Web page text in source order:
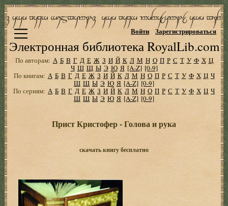
Электронная библиотека RoyalLib.com
Войти Зарегистрироваться
По авторам: А Б В Г Д Е Ж З И Й К Л М Н О П Р С Т У Ф Х Ц
Ч Ш Щ Ы Э Ю Я [A-Z] [0-9]
По книгам: А Б В Г Д Е Ж З И Й К Л М Н О П Р С Т У Ф Х Ц Ч
Ш Щ Ы Э Ю Я [A-Z] [0-9]
По сериям: А Б В Г Д Е Ж З И Й К Л М Н О П Р С Т У Ф Х Ц Ч
Ш Щ Ы Э Ю Я [A-Z] [0-9]
Прист Кристофер - Голова и рука
скачать книгу бесплатно